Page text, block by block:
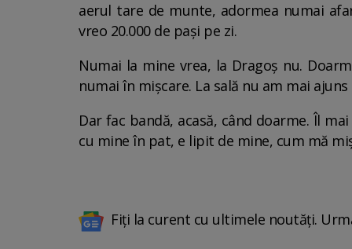
aerul tare de munte, adormea numai
vreo 20.000 de pași pe zi.
Numai la mine vrea, la Dragoș nu.
numai în mișcare. La sală nu am mai
Dar fac bandă, acasă, când doarme. Îl
cu mine în pat, e lipit de mine, cum mă
Fiți la curent cu ultimele noutăți.